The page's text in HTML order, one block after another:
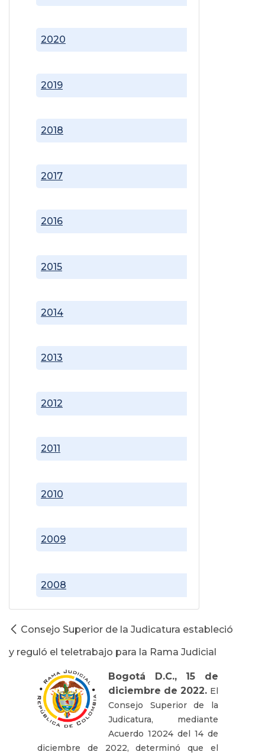
2008
2009
2010
2011
2012
2013
2014
2015
2016
2017
2018
2019
2020
Consejo Superior de la Judicatura estableció
y reguló el teletrabajo para la Rama Judicial
Bogotá D.C., 15 de
diciembre de 2022. El
Consejo Superior de la
Judicatura, mediante
Acuerdo 12024 del 14 de
diciembre de 2022, determinó que el